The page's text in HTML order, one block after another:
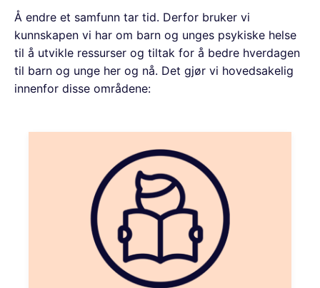
Å endre et samfunn tar tid. Derfor bruker vi
kunnskapen vi har om barn og unges psykiske helse
til å utvikle ressurser og tiltak for å bedre hverdagen
til barn og unge her og nå. Det gjør vi hovedsakelig
innenfor disse områdene: